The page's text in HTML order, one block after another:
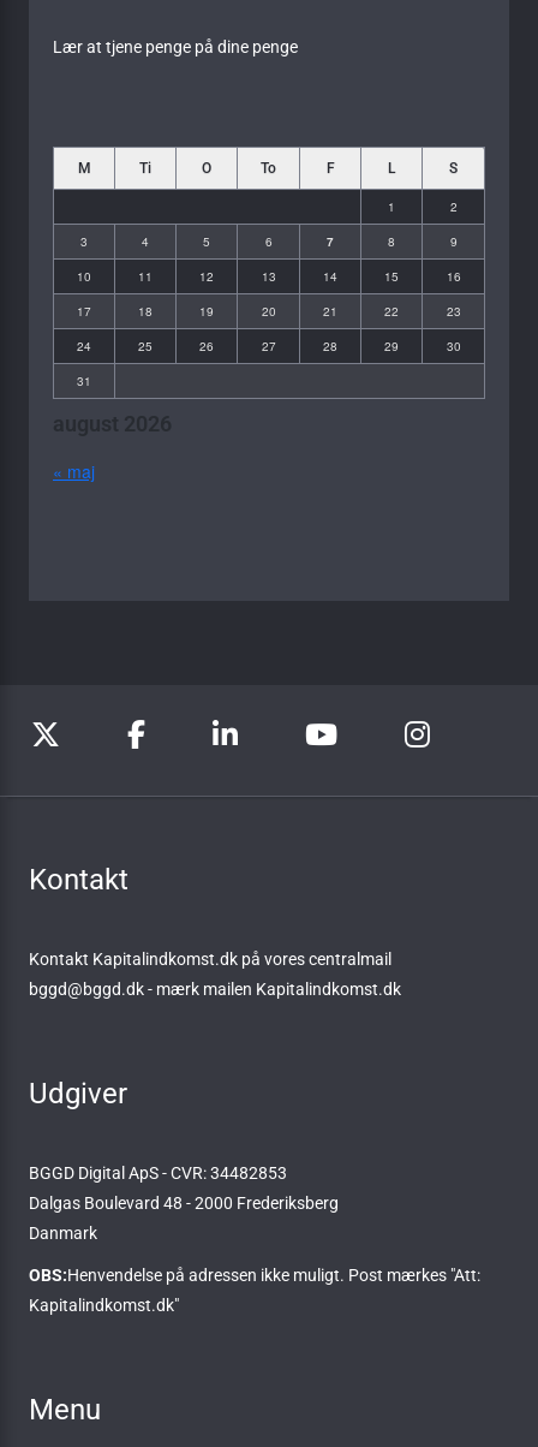
Lær at tjene penge på dine penge
august 2026
M Ti O To F L S
1 2
3 4 5 6 7 8 9
10 11 12 13 14 15 16
17 18 19 20 21 22 23
24 25 26 27 28 29 30
31
« maj
Kontakt
Kontakt Kapitalindkomst.dk på vores centralmail
bggd@bggd.dk- mærk mailen Kapitalindkomst.dk
Udgiver
BGGD Digital ApS - CVR: 34482853
Dalgas Boulevard 48 - 2000 Frederiksberg
Danmark
OBS:Henvendelse på adressen ikke muligt. Post mærkes "Att:
Kapitalindkomst.dk"
Menu